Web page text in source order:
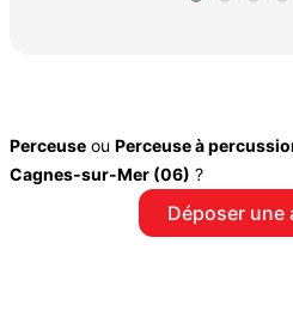
Perceuse ou Perceuse à
Cagnes-sur-Mer (06) ?
Déposer une